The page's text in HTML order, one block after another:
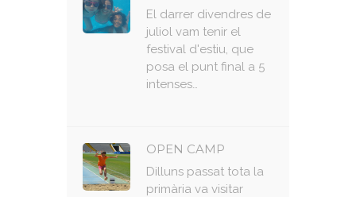
El darrer divendres de
juliol vam tenir el
festival d'estiu, que
posa el punt final a 5
intenses…
OPEN CAMP
Dilluns passat tota la
primària va visitar